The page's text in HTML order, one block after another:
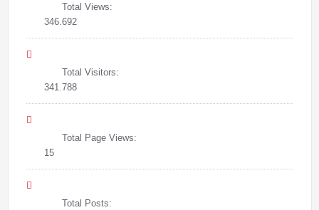
Total Views:
346.692
Total Visitors:
341.788
Total Page Views:
15
Total Posts: